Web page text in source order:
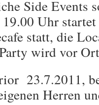
Side Events
19.00 Uhr
statt, die
wird vor
23.7.2011,
Herren